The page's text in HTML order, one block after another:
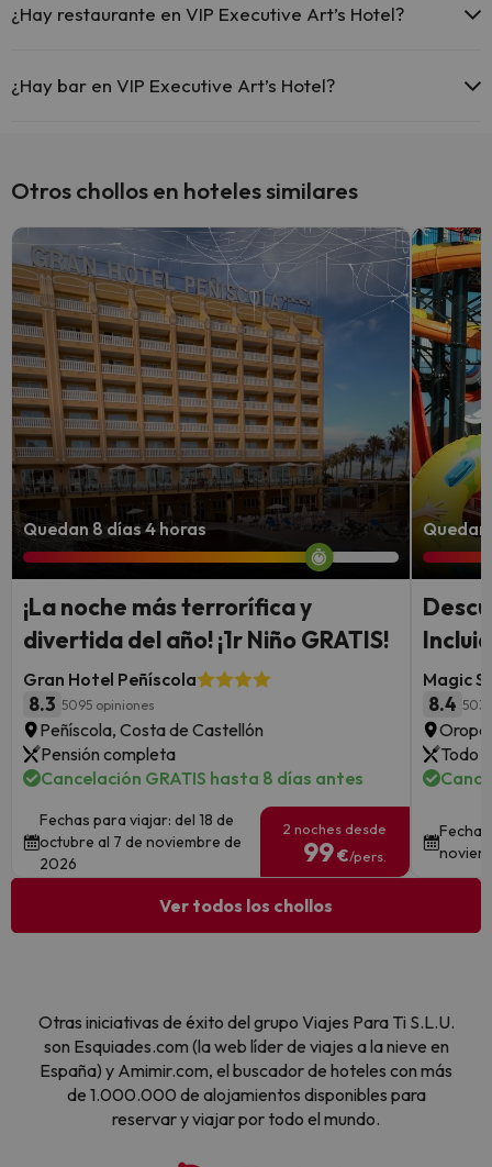
comunes.
¿Hay restaurante en VIP Executive Art’s Hotel?
¿Hay bar en VIP Executive Art’s Hotel?
Otros chollos en hoteles similares
Quedan 8 días 4 horas
¡La noche más terrorífica y
divertida del año! ¡1r Niño GRATIS!
Gran Hotel Peñíscola
8.3 5095 opiniones
Peñíscola, Costa de Castellón
Pensión completa
Cancelación GRATIS hasta 8 días antes
Fechas para viajar: del 18 de
octubre al 7 de noviembre de
2026
2 noches desde
99€/pers.
Quedan
Magic
8.4 503
Todo
Ver todos los chollos
Otras iniciativas de éxito del grupo Viajes Para Ti S.L.U.
son Esquiades.com (la web líder de viajes a la nieve en
España) y Amimir.com, el buscador de hoteles con más
de 1.000.000 de alojamientos disponibles para
reservar y viajar por todo el mundo.